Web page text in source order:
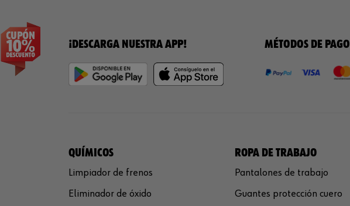
¡DESCARGA NUESTRA APP! MÉTODOS DE PAGO
QUÍMICOS
Limpiador de frenos
Eliminador de óxido
ROPA DE TRABAJO
Pantalones de trabajo
Guantes protección cuero